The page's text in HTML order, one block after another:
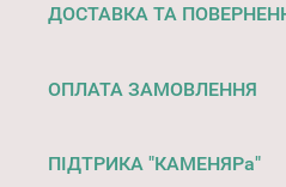
ДОСТАВКА ТА
ОПЛАТА ЗАМОВЛЕННЯ
ПІДТРИКА "КАМЕНЯРа"